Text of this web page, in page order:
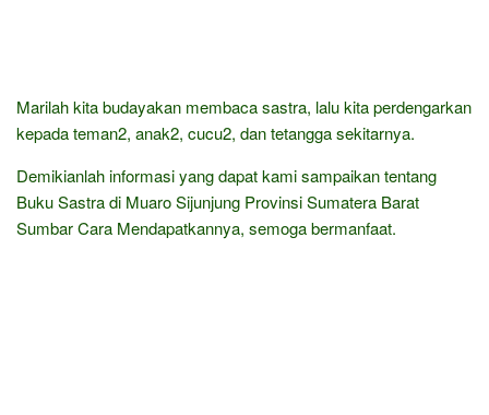
Marilah kita budayakan membaca sastra, lalu kita perdengarkan
kepada teman2, anak2, cucu2, dan tetangga sekitarnya.
Demikianlah informasi yang dapat kami sampaikan tentang
Buku Sastra di Muaro Sijunjung Provinsi Sumatera Barat
Sumbar Cara Mendapatkannya, semoga bermanfaat.